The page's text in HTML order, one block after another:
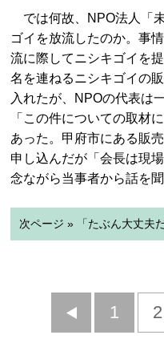
では何故、NPO法人「
ゴイを放流したのか。事
流に際してニシキゴイを
名を連ねるニシキゴイの
入れたが、NPOの代表は
「この件についての取材
あった。甲府市にある販
申し込んだが「会長は現
念ながら当事者から話を
次ページ » 「たぶん大丈夫
前
1 2